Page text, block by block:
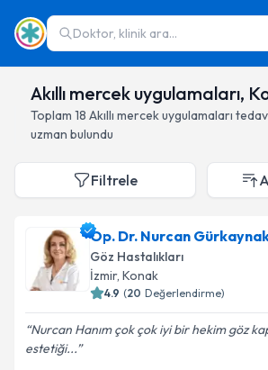
Doktor, klinik ara...
Akıllı mercek uygulamaları,
Toplam 18 Akıllı mercek uygulamaları
uzman bulundu
Filtrele
Op. Dr. Nurcan
Göz Hastalıkları
İzmir, Konak
4.9 (20 Değerlendirme)
Nurcan Hanım çok çok iyi bir hekim göz
estetiği...